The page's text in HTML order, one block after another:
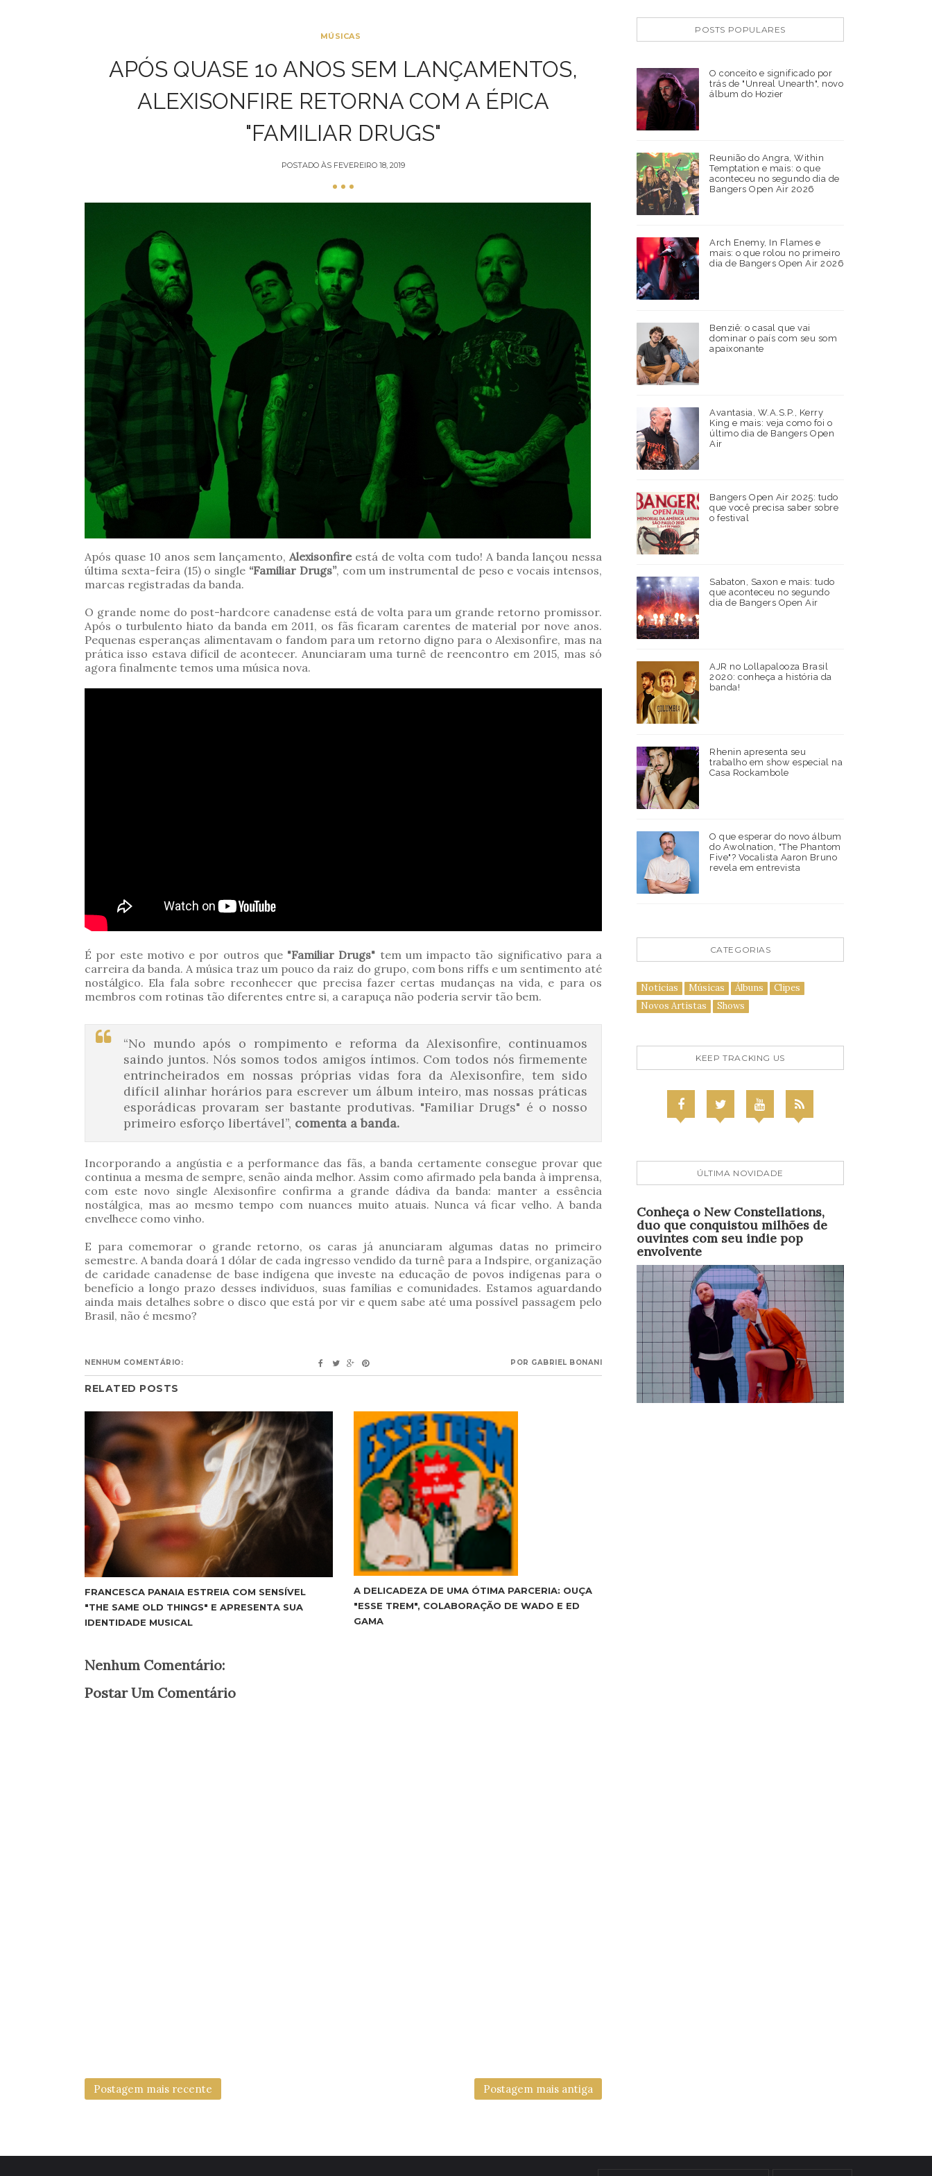
MÚSICAS
APÓS QUASE 10 ANOS SEM LANÇAMENTOS,
ALEXISONFIRE RETORNA COM A ÉPICA
"FAMILIAR DRUGS"
POSTADO ÀS FEVEREIRO 18, 2019
Após quase 10 anos sem lançamento, Alexisonfire está de volta com tudo! A banda lançou nessa
última sexta-feira (15) o single “Familiar Drugs”, com um instrumental de peso e vocais intensos,
marcas registradas da banda.
O grande nome do post-hardcore canadense está de volta para um grande retorno promissor.
Após o turbulento hiato da banda em 2011, os fãs ficaram carentes de material por nove anos.
Pequenas esperanças alimentavam o fandom para um retorno digno para o Alexisonfire, mas na
prática isso estava difícil de acontecer. Anunciaram uma turnê de reencontro em 2015, mas só
agora finalmente temos uma música nova.
É por este motivo e por outros que"Familiar Drugs" tem um impacto tão significativo para a
carreira da banda. A música traz um pouco da raiz do grupo, com bons riffs e um sentimento até
nostálgico. Ela fala sobre reconhecer que precisa fazer certas mudanças na vida, e para os
membros com rotinas tão diferentes entre si, a carapuça não poderia servir tão bem.
“No mundo após o rompimento e reforma da Alexisonfire, continuamos
saindo juntos. Nós somos todos amigos íntimos. Com todos nós firmemente
entrincheirados em nossas próprias vidas fora da Alexisonfire, tem sido
difícil alinhar horários para escrever um álbum inteiro, mas nossas práticas
esporádicas provaram ser bastante produtivas. "Familiar Drugs" é o nosso
primeiro esforço libertável”, comenta a banda.
Incorporando a angústia e a performance das fãs, a banda certamente consegue provar que
continua a mesma de sempre, senão ainda melhor. Assim como afirmado pela banda à imprensa,
com este novo single Alexisonfire confirma a grande dádiva da banda: manter a essência
nostálgica, mas ao mesmo tempo com nuances muito atuais. Nunca vá ficar velho. A banda
envelhece como vinho.
E para comemorar o grande retorno, os caras já anunciaram algumas datas no primeiro
semestre. A banda doará 1 dólar de cada ingresso vendido da turnê para a Indspire, organização
de caridade canadense de base indígena que investe na educação de povos indígenas para o
benefício a longo prazo desses indivíduos, suas famílias e comunidades. Estamos aguardando
ainda mais detalhes sobre o disco que está por vir e quem sabe até uma possível passagem pelo
Brasil, não é mesmo?
NENHUM COMENTÁRIO: POR GABRIEL BONANI
RELATED POSTS
FRANCESCA PANAIA ESTREIA COM SENSÍVEL
"THE SAME OLD THINGS" E APRESENTA SUA
IDENTIDADE MUSICAL
A DELICADEZA DE UMA ÓTIMA PARCERIA: OUÇA
"ESSE TREM", COLABORAÇÃO DE WADO E ED
GAMA
Nenhum Comentário:
Postar Um Comentário
Postagem mais recente Postagem mais antiga
POSTS POPULARES
O conceito e significado por
trás de "Unreal Unearth", novo
álbum do Hozier
Reunião do Angra, Within
Temptation e mais: o que
aconteceu no segundo dia de
Bangers Open Air 2026
Arch Enemy, In Flames e
mais: o que rolou no primeiro
dia de Bangers Open Air 2026
Benziê: o casal que vai
dominar o país com seu som
apaixonante
Avantasia, W.A.S.P., Kerry
King e mais: veja como foi o
último dia de Bangers Open
Air
Bangers Open Air 2025: tudo
que você precisa saber sobre
o festival
Sabaton, Saxon e mais: tudo
que aconteceu no segundo
dia de Bangers Open Air
AJR no Lollapalooza Brasil
2020: conheça a história da
banda!
Rhenin apresenta seu
trabalho em show especial na
Casa Rockambole
O que esperar do novo álbum
do Awolnation, "The Phantom
Five"? Vocalista Aaron Bruno
revela em entrevista
CATEGORIAS
Notícias Músicas Álbuns
Clipes
Novos Artistas
Shows
KEEP TRACKING US
ÚLTIMA NOVIDADE
Conheça o New Constellations,
duo que conquistou milhões de
ouvintes com seu indie pop
envolvente